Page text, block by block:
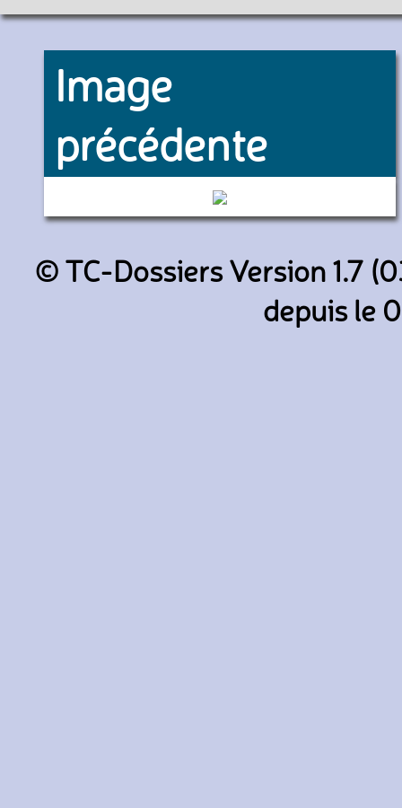
Image
précédente
4395 (RATP)
© TC-Dossiers Version 1.7
depuis le